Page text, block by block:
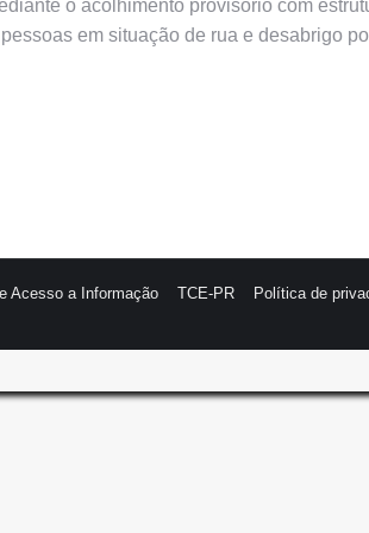
o acolhimento provisório com
em situação de rua e desabrigo
Acesso a Informação TCE-PR
Política de